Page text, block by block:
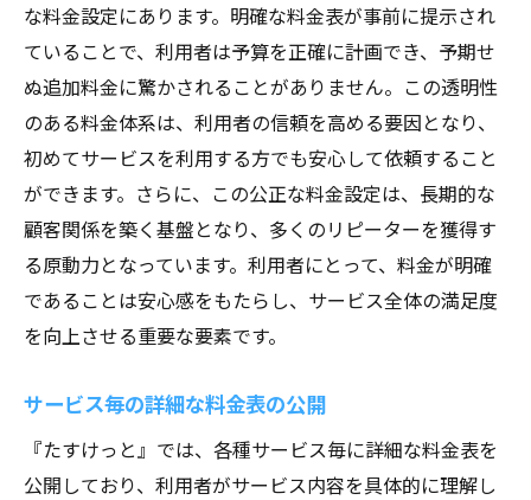
な料金設定にあります。明確な料金表が事前に提示され
ていることで、利用者は予算を正確に計画でき、予期せ
ぬ追加料金に驚かされることがありません。この透明性
のある料金体系は、利用者の信頼を高める要因となり、
初めてサービスを利用する方でも安心して依頼すること
ができます。さらに、この公正な料金設定は、長期的な
顧客関係を築く基盤となり、多くのリピーターを獲得す
る原動力となっています。利用者にとって、料金が明確
であることは安心感をもたらし、サービス全体の満足度
を向上させる重要な要素です。
サービス毎の詳細な料金表の公開
『たすけっと』では、各種サービス毎に詳細な料金表を
公開しており、利用者がサービス内容を具体的に理解し